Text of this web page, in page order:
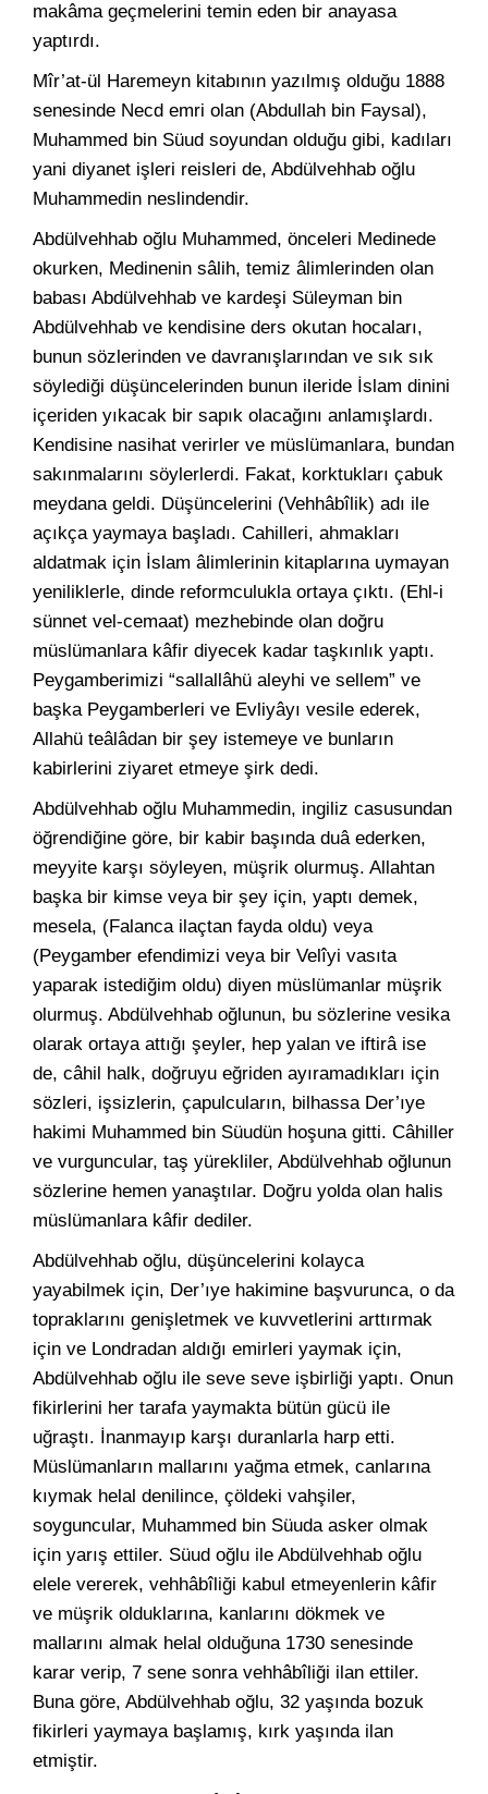
makâma geçmelerini temin eden bir anayasa
yaptırdı.
Mîr’at-ül Haremeyn kitabının yazılmış olduğu 1888
senesinde Necd emri olan (Abdullah bin Faysal),
Muhammed bin Süud soyundan olduğu gibi, kadıları
yani diyanet işleri reisleri de, Abdülvehhab oğlu
Muhammedin neslindendir.
Abdülvehhab oğlu Muhammed, önceleri Medinede
okurken, Medinenin sâlih, temiz âlimlerinden olan
babası Abdülvehhab ve kardeşi Süleyman bin
Abdülvehhab ve kendisine ders okutan hocaları,
bunun sözlerinden ve davranışlarından ve sık sık
söylediği düşüncelerinden bunun ileride İslam dinini
içeriden yıkacak bir sapık olacağını anlamışlardı.
Kendisine nasihat verirler ve müslümanlara, bundan
sakınmalarını söylerlerdi. Fakat, korktukları çabuk
meydana geldi. Düşüncelerini (Vehhâbîlik) adı ile
açıkça yaymaya başladı. Cahilleri, ahmakları
aldatmak için İslam âlimlerinin kitaplarına uymayan
yeniliklerle, dinde reformculukla ortaya çıktı. (Ehl-i
sünnet vel-cemaat) mezhebinde olan doğru
müslümanlara kâfir diyecek kadar taşkınlık yaptı.
Peygamberimizi “sallallâhü aleyhi ve sellem” ve
başka Peygamberleri ve Evliyâyı vesile ederek,
Allahü teâlâdan bir şey istemeye ve bunların
kabirlerini ziyaret etmeye şirk dedi.
Abdülvehhab oğlu Muhammedin, ingiliz casusundan
öğrendiğine göre, bir kabir başında duâ ederken,
meyyite karşı söyleyen, müşrik olurmuş. Allahtan
başka bir kimse veya bir şey için, yaptı demek,
mesela, (Falanca ilaçtan fayda oldu) veya
(Peygamber efendimizi veya bir Velîyi vasıta
yaparak istediğim oldu) diyen müslümanlar müşrik
olurmuş. Abdülvehhab oğlunun, bu sözlerine vesika
olarak ortaya attığı şeyler, hep yalan ve iftirâ ise
de, câhil halk, doğruyu eğriden ayıramadıkları için
sözleri, işsizlerin, çapulcuların, bilhassa Der’ıye
hakimi Muhammed bin Süudün hoşuna gitti. Câhiller
ve vurguncular, taş yürekliler, Abdülvehhab oğlunun
sözlerine hemen yanaştılar. Doğru yolda olan halis
müslümanlara kâfir dediler.
Abdülvehhab oğlu, düşüncelerini kolayca
yayabilmek için, Der’ıye hakimine başvurunca, o da
topraklarını genişletmek ve kuvvetlerini arttırmak
için ve Londradan aldığı emirleri yaymak için,
Abdülvehhab oğlu ile seve seve işbirliği yaptı. Onun
fikirlerini her tarafa yaymakta bütün gücü ile
uğraştı. İnanmayıp karşı duranlarla harp etti.
Müslümanların mallarını yağma etmek, canlarına
kıymak helal denilince, çöldeki vahşiler,
soyguncular, Muhammed bin Süuda asker olmak
için yarış ettiler. Süud oğlu ile Abdülvehhab oğlu
elele vererek, vehhâbîliği kabul etmeyenlerin kâfir
ve müşrik olduklarına, kanlarını dökmek ve
mallarını almak helal olduğuna 1730 senesinde
karar verip, 7 sene sonra vehhâbîliği ilan ettiler.
Buna göre, Abdülvehhab oğlu, 32 yaşında bozuk
fikirleri yaymaya başlamış, kırk yaşında ilan
etmiştir.